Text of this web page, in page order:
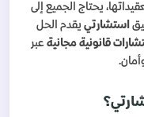
يحتاج الجميع إلى
استشارتي يقدم الحل
قانونية مجانية عبر